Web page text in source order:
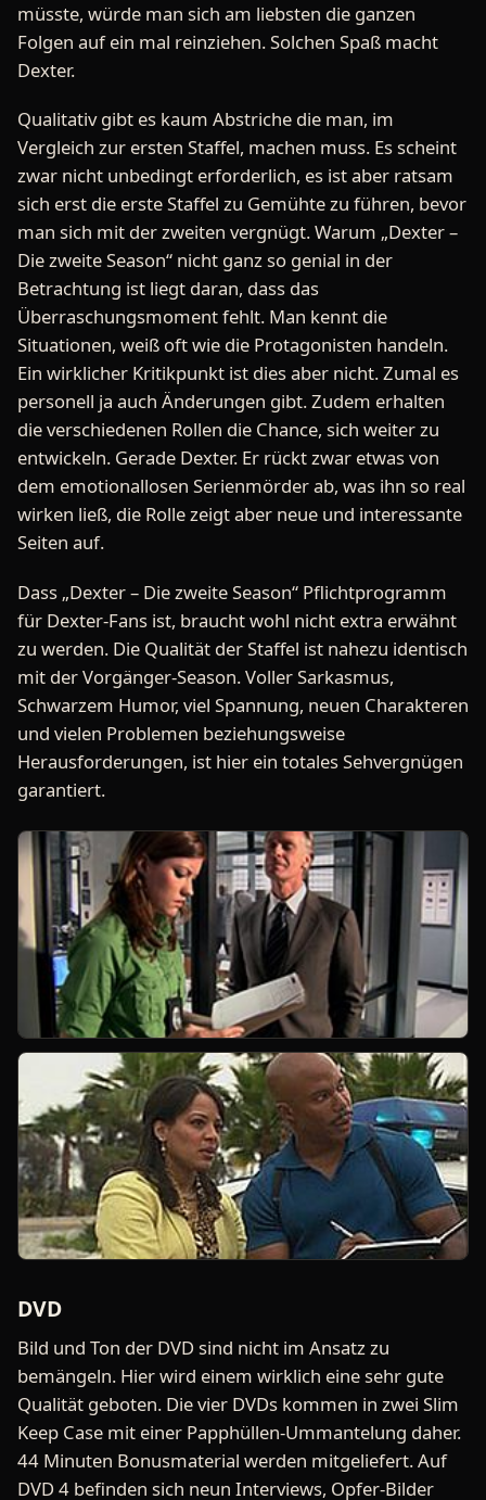
müsste, würde man sich am liebsten die ganzen
Folgen auf ein mal reinziehen. Solchen Spaß macht
Dexter.
Qualitativ gibt es kaum Abstriche die man, im
Vergleich zur ersten Staffel, machen muss. Es scheint
zwar nicht unbedingt erforderlich, es ist aber ratsam
sich erst die erste Staffel zu Gemühte zu führen, bevor
man sich mit der zweiten vergnügt. Warum „Dexter –
Die zweite Season“ nicht ganz so genial in der
Betrachtung ist liegt daran, dass das
Überraschungsmoment fehlt. Man kennt die
Situationen, weiß oft wie die Protagonisten handeln.
Ein wirklicher Kritikpunkt ist dies aber nicht. Zumal es
personell ja auch Änderungen gibt. Zudem erhalten
die verschiedenen Rollen die Chance, sich weiter zu
entwickeln. Gerade Dexter. Er rückt zwar etwas von
dem emotionallosen Serienmörder ab, was ihn so real
wirken ließ, die Rolle zeigt aber neue und interessante
Seiten auf.
Dass „Dexter – Die zweite Season“ Pflichtprogramm
für Dexter-Fans ist, braucht wohl nicht extra erwähnt
zu werden. Die Qualität der Staffel ist nahezu identisch
mit der Vorgänger-Season. Voller Sarkasmus,
Schwarzem Humor, viel Spannung, neuen Charakteren
und vielen Problemen beziehungsweise
Herausforderungen, ist hier ein totales Sehvergnügen
garantiert.
DVD
Bild und Ton der DVD sind nicht im Ansatz zu
bemängeln. Hier wird einem wirklich eine sehr gute
Qualität geboten. Die vier DVDs kommen in zwei Slim
Keep Case mit einer Papphüllen-Ummantelung daher.
44 Minuten Bonusmaterial werden mitgeliefert. Auf
DVD 4 befinden sich neun Interviews, Opfer-Bilder